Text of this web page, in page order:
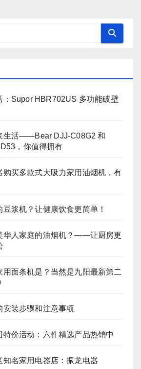
：Supor HBR702US 多功能破壁
生活——Bear DJJ‑C08G2 和
，你值得拥有
购买多款式大吸力家用油烟机，有
浆机？让健康饮食更简单！
华人家庭的油烟机？——让厨房更
用面条机是？当然是九阳最新第二
安装步骤和注意事项
特价活动：六件精选产品热销中
知名家用电器店：振龙电器